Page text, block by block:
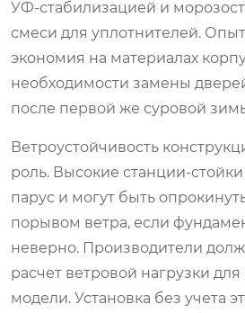
УФ-стабилизацией и
смеси для уплотнителей.
экономия на материалах
необходимости замены
после первой же суровой
Ветроустойчивость
роль. Высокие станции-
парус и могут быть
порывом ветра, если
неверно. Производители
расчет ветровой нагрузки
модели. Установка без учета